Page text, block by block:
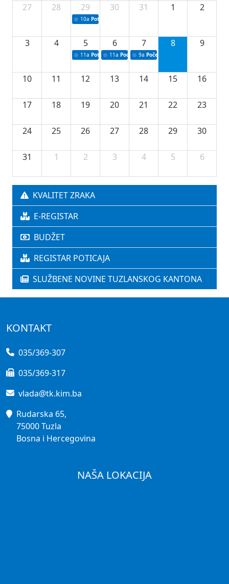
27
28 29
10a Potpisivanje ugovora sa neprofitnim
30 31 1 2
3 4 5
11a Potpisivanje ugovora o stipendijama za
6
11a Podrška razvoju vodne infrastrukture u
7
9a Početak izgradnje nove
8 9
10 11 12 13 14 15 16
17 18 19 20 21 22 23
24 25 26 27 28 29 30
31 1 2 3 4 5 6
KVALITET ZRAKA
E-REGISTAR
BUDŽET
REGISTAR POTICAJA
SLUŽBENE NOVINE TUZLANSKOG KANTONA
KONTAKT
035/369-307
035/369-317
vlada@tk.kim.ba
Rudarska 65,
75000 Tuzla
Bosna i Hercegovina
NAŠA LOKACIJA